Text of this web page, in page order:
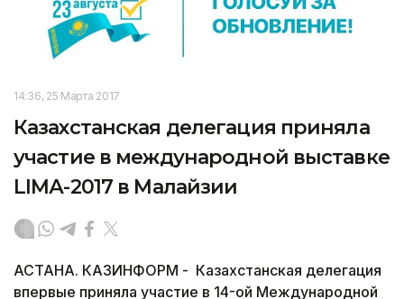
14:36, 25 Марта 2017
Казахстанская делегация приняла
участие в международной выставке
LIMА-2017 в Малайзии
АСТАНА. КАЗИНФОРМ - Казахстанская делегация
впервые приняла участие в 14-ой Международной